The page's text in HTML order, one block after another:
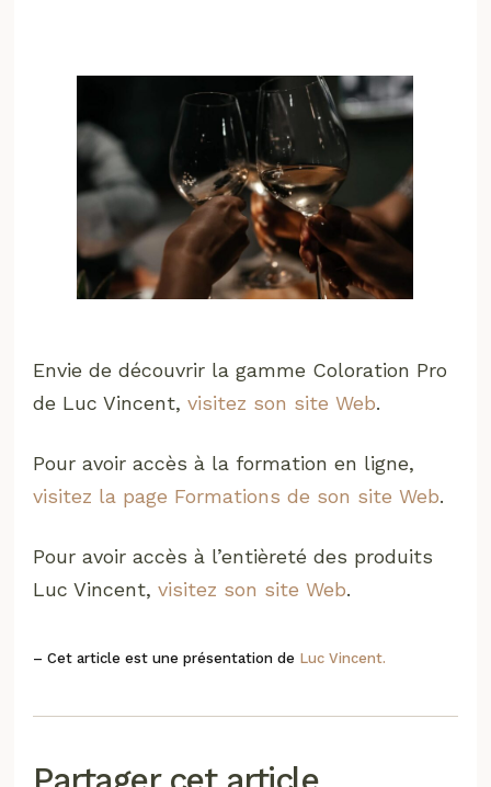
Envie de découvrir la gamme Coloration Pro
de Luc Vincent,visitez son site Web.
Pour avoir accès à la formation en ligne,
visitez la page Formations de son site Web.
Pour avoir accès à l’entièreté des produits
Luc Vincent,visitez son site Web.
– Cet article est une présentation de Luc Vincent.